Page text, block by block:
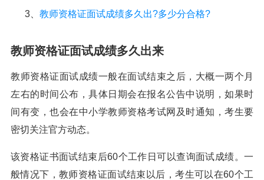
3、 教师资格证面试成绩多久出?多少分合格?
教师资格证面试成绩多久出来
教师资格证面试成绩一般在面试结束之后，大概一两个月
左右的时间公布，具体日期会在报名公告中说明，如果时
间有变，也会在中小学教师资格考试网及时通知，考生要
密切关注官方动态。
该资格证书面试结束后60个工作日可以查询面试成绩。一
般情况下，教师资格证面试结束以后，考生可以在60个工